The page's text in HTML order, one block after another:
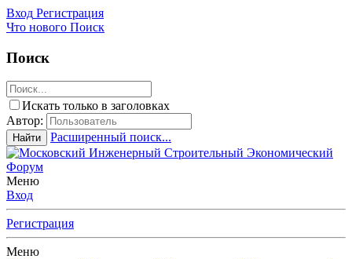
Вход Регистрация
Что нового Поиск
Поиск
Искать только в заголовках
Автор:
Найти Расширенный поиск...
Меню
Вход
Регистрация
Меню